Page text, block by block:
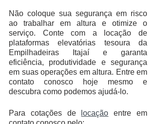
Não coloque sua segurança em risco
ao trabalhar em altura e otimize o
serviço. Conte com a locação de
plataformas elevatórias tesoura da
Empilhadeiras Itajaí e garanta
eficiência, produtividade e segurança
em suas operações em altura. Entre em
contato conosco hoje mesmo e
descubra como podemos ajudá-lo.
Para cotações de locação entre em